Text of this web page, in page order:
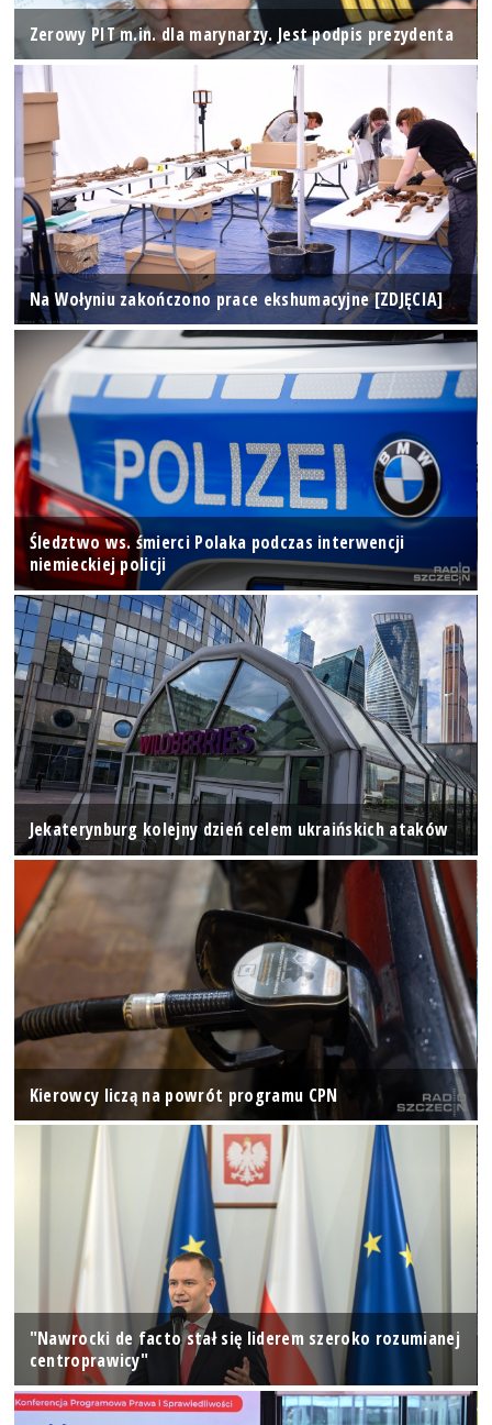
Zerowy PIT m.in. dla marynarzy. Jest podpis prezydenta
Na Wołyniu zakończono prace ekshumacyjne [ZDJĘCIA]
Śledztwo ws. śmierci Polaka podczas interwencji
niemieckiej policji
Jekaterynburg kolejny dzień celem ukraińskich ataków
Kierowcy liczą na powrót programu CPN
"Nawrocki de facto stał się liderem szeroko rozumianej
centroprawicy"